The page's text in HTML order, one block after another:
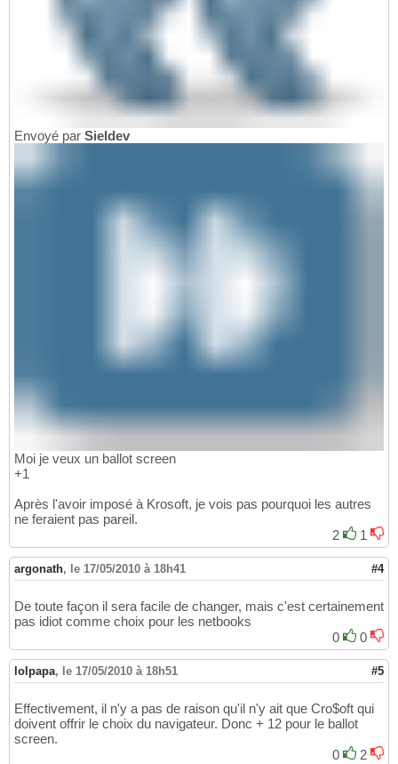
Envoyé par Sieldev
Moi je veux un ballot screen
+1
Après l'avoir imposé à Krosoft, je vois pas pourquoi les autres
ne feraient pas pareil.
2
1
argonath, le 17/05/2010 à 18h41 #4
De toute façon il sera facile de changer, mais c'est certainement
pas idiot comme choix pour les netbooks
0
0
lolpapa, le 17/05/2010 à 18h51 #5
Effectivement, il n'y a pas de raison qu'il n'y ait que Cro$oft qui
doivent offrir le choix du navigateur. Donc + 12 pour le ballot
screen.
0
2